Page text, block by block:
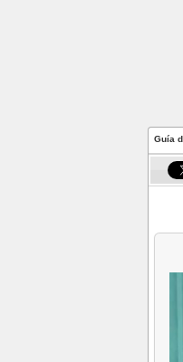
Guía